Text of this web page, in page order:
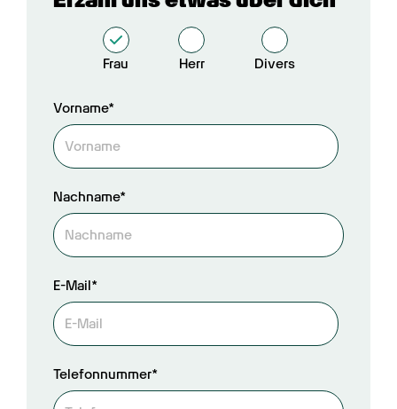
Frau Herr Divers
Vorname*
Nachname*
E-Mail*
Telefonnummer*